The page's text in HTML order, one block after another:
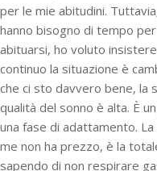
per le mie abitudini.
hanno bisogno di tempo
abituarsi, ho voluto
continuo la situazione è
che ci sto davvero bene, la
qualità del sonno è alta. È
una fase di adattamento.
me non ha prezzo, è la
sapendo di non respirare